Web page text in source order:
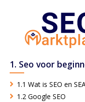
1. Seo voor
1.1 Wat is SEO en
1.2 Google SEO